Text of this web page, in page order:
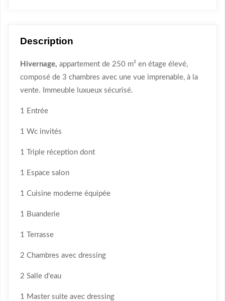
Description
Hivernage, appartement de 250 m² en étage élevé,
composé de 3 chambres avec une vue imprenable, à la
vente. Immeuble luxueux sécurisé.
1 Entrée
1 Wc invités
1 Triple réception dont
1 Espace salon
1 Cuisine moderne équipée
1 Buanderie
1 Terrasse
2 Chambres avec dressing
2 Salle d'eau
1 Master suite avec dressing